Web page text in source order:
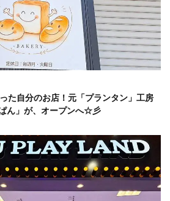
た自分のお店！元「プランタン」工房
ん」が、オープンへ☆彡